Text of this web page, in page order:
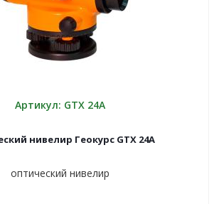
Артикул: GTX 24А
нивелир Геокурс GTX 24A
оптический нивелир